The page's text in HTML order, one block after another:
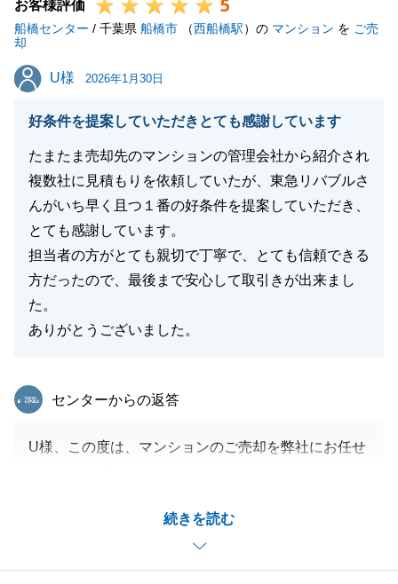
閉じる
お客様評価 5
船橋センター / 千葉県 船橋市 （西船橋駅）の マンション を ご売
却
U様
U様 2026年1月30日
好条件を提案していただきとても感謝しています
たまたま売却先のマンションの管理会社から紹介され
複数社に見積もりを依頼していたが、東急リバブルさ
んがいち早く且つ１番の好条件を提案していただき、
とても感謝しています。
担当者の方がとても親切で丁寧で、とても信頼できる
方だったので、最後まで安心して取引きが出来まし
た。
ありがとうございました。
続きを読む
東急リバブル
センターからの返答
U様、この度は、マンションのご売却を弊社にお任せ
私どもの提案がU様のご期待に沿うものであったこ
と、何より「最後まで安心できた」とおっしゃってい